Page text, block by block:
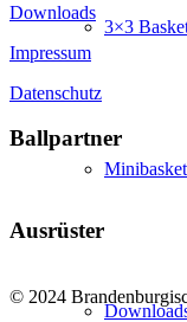
3×3
Downloads
Impressum
Datenschutz
Ballpartner
Ausrüster
© 2024